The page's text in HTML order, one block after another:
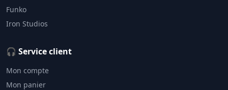
Funko
Iron Studios
🎧 Service client
Mon compte
Mon panier